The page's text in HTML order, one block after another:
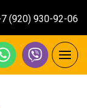
(920) 930-92-06